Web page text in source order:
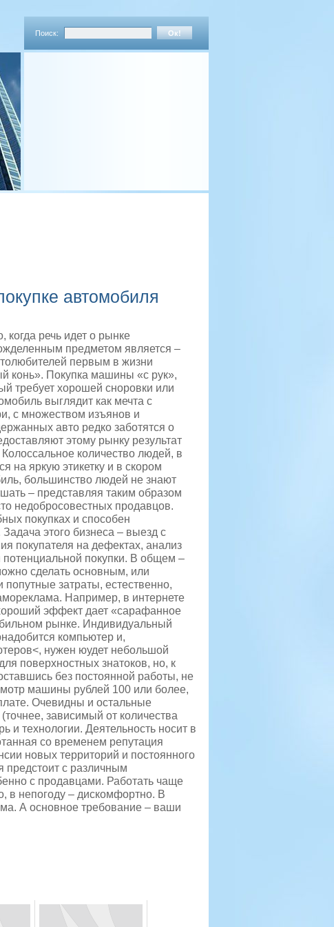
Поиск:
автомобиля
когда речь идет о рынке
предметом является –
первым в жизни
конь». Покупка машины «с рук»,
требует хорошей сноровки или
выглядит как мечта с
с множеством изъянов и
авто редко заботятся о
этому рынку результат
количество людей, в
на яркую этикетку и в скором
большинство людей не знают
– представляя таким образом
недобросовестных продавцов.
покупках и способен
этого бизнеса – выезд с
покупателя на дефектах, анализ
потенциальной покупки. В общем –
сделать основным, или
затраты, естественно,
Например, в интернете
эффект дает «сарафанное
рынке. Индивидуальный
компьютер и,
нужен юудет небольшой
поверхностных знатоков, но, к
без постоянной работы, не
машины рублей 100 или более,
Очевидны и остальные
зависимый от количества
и технологии. Деятельность носит в
со временем репутация
новых территорий и постоянного
предстоит с различным
с продавцами. Работать чаще
в непогоду – дискомфортно. В
А основное требование – ваши